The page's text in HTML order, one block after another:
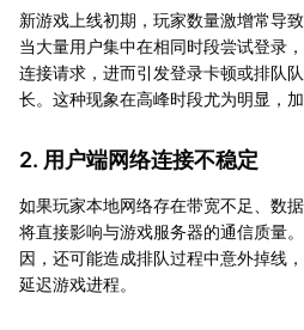
新游戏上线初期，玩家数量激增常导
当大量用户集中在相同时段尝试登录
连接请求，进而引发登录卡顿或排队
长。这种现象在高峰时段尤为明显，加
2. 用户端网络连接不稳定
如果玩家本地网络存在带宽不足、数
将直接影响与游戏服务器的通信质量
因，还可能造成排队过程中意外掉线
延迟游戏进程。